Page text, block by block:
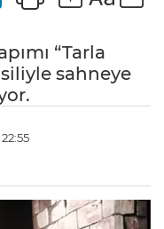
“Tarla
sahneye